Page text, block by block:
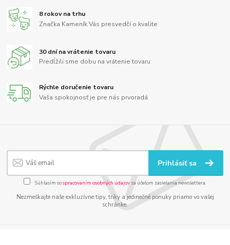
8 rokov na trhu
Značka Kameník Vás presvedčí o kvalite
30 dní na vrátenie tovaru
Predĺžili sme dobu na vrátenie tovaru
Rýchle doručenie tovaru
Vaša spokojnosť je pre nás prvoradá
Prihlásiť sa
Súhlasím sospracovaním osobných údajov za účelom zasielania newslettera.
Nezmeškajte naše exkluzívne tipy, triky a jedinečné ponuky priamo vo vašej
schránke.